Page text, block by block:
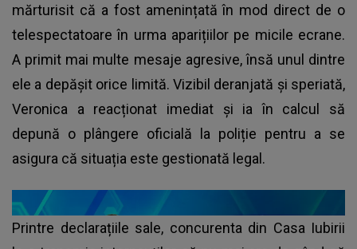
mărturisit că a fost amenințată în mod direct de o
telespectatoare în urma aparițiilor pe micile ecrane.
A primit mai multe mesaje agresive, însă unul dintre
ele a depășit orice limită. Vizibil deranjată și speriată,
Veronica a reacționat imediat și ia în calcul să
depună o plângere oficială la poliție pentru a se
asigura că situația este gestionată legal.
Printre declarațiile sale, concurenta din Casa Iubirii